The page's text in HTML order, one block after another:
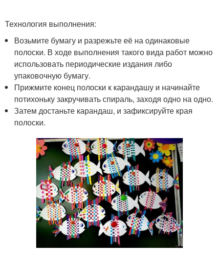
Технология выполнения:
Возьмите бумагу и разрежьте её на одинаковые
полоски. В ходе выполнения такого вида работ можно
использовать периодические издания либо
упаковочную бумагу.
Прижмите конец полоски к карандашу и начинайте
потихоньку закручивать спираль, заходя одно на одно.
Затем достаньте карандаш, и зафиксируйте края
полоски.